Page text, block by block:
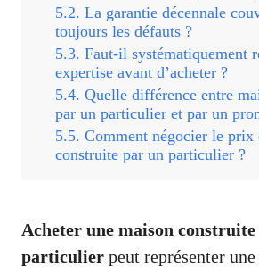
La garantie décennale
toujours les défauts ?
Faut-il systématiquement
expertise avant d’acheter ?
Quelle différence entre
par un particulier et par un
Comment négocier le prix
construite par un particulier ?
Acheter une maison
particulier peut représenter